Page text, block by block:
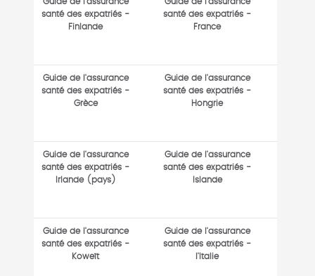
santé des expatriés -
Finlande
santé des expatriés -
France
Guide de l'assurance
santé des expatriés -
Grèce
Guide de l'assurance
santé des expatriés -
Hongrie
Guide de l'assurance
santé des expatriés -
Irlande (pays)
Guide de l'assurance
santé des expatriés -
Islande
Guide de l'assurance
santé des expatriés -
Koweït
Guide de l'assurance
santé des expatriés -
l'Italie